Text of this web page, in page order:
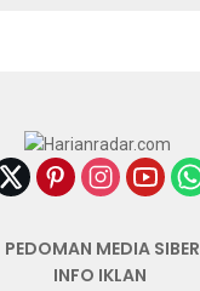
PEDOMAN MEDIA SIBER
INFO IKLAN